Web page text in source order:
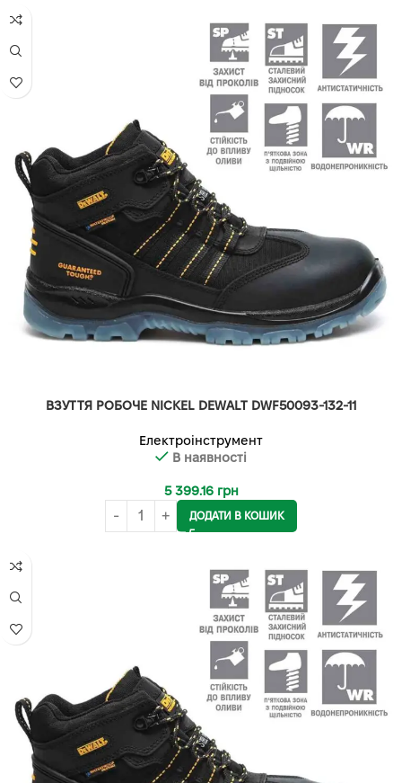
ВЗУТТЯ РОБОЧЕ NICKEL DEWALT DWF50093-132-11
Електроінструмент
В наявності
5 399.16 грн
ДОДАТИ В КОШИК